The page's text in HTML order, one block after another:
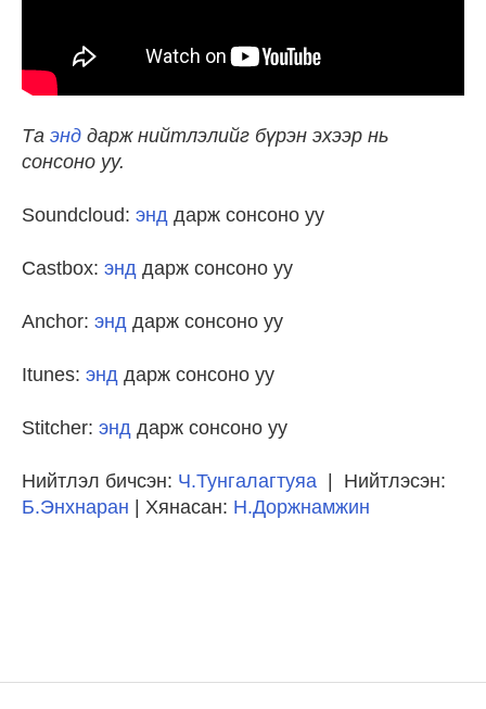
Та энд дарж нийтлэлийг бүрэн эхээр нь
сонсоно уу.
Soundcloud: энд дарж сонсоно уу
Castbox: энд дарж сонсоно уу
Anchor: энд дарж сонсоно уу
Itunes: энд дарж сонсоно уу
Stitcher: энд дарж сонсоно уу
Нийтлэл бичсэн: Ч.Тунгалагтуяа
| Нийтлэсэн:
Б.Энхнаран | Хянасан: Н.Доржнамжин